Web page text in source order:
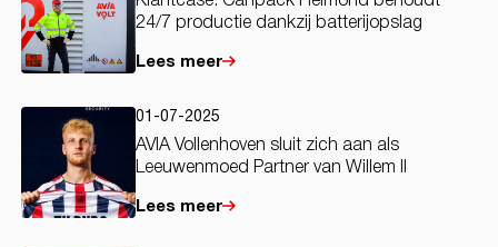
24/7 productie dankzij batterijopslag
Lees meer
01-07-2025
AVIA Vollenhoven sluit zich aan als
Leeuwenmoed Partner van Willem II
Lees meer